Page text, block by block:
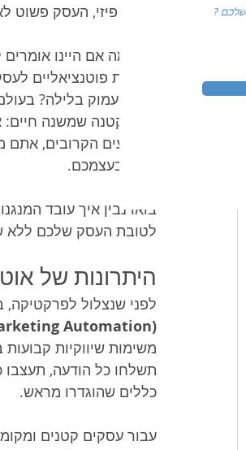
באופן פיזי, העסק פשוט
אבל מה אם היינו
לקוחות פוטנציאליים
ישנים עמוק בלילה?
אחת קטנה שמשנה חיים:
מהרגעים הקרובים, אתם
קורה בעצמכם.
בואו נבין איך עובד
לטובת העסק שלכם ללא
היתרונות של
לפני שנצלול
(Marketing Automation)
משימות שיווקיות
תשלחו כל הודעה, תעצבו
כללים שהוגדרו מראש.
עבור עסקים קטנים